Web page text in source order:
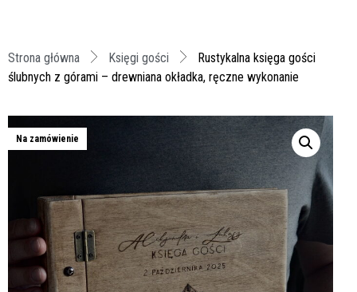
Strona główna Księgi gości
Rustykalna księga gości
ślubnych z górami – drewniana okładka, ręczne wykonanie
Na zamówienie